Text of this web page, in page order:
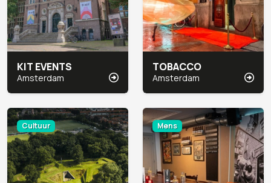
KIT EVENTS
Amsterdam
TOBACCO
Amsterdam
Cultuur Mens